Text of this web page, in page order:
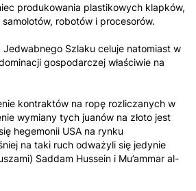
produkowania plastikowych klapków,
robotów i procesorów.
Szlaku celuje natomiast w
gospodarczej właściwie na
kontraktów na ropę rozliczanych w
wymiany tych juanów na złoto jest
hegemonii USA na rynku
na taki ruch odważyli się jedynie
Saddam Hussein i Mu’ammar al-